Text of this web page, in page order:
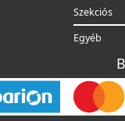
Szekciós
Egyéb